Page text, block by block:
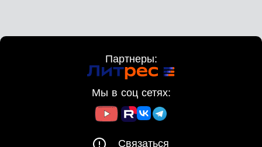
Партнеры:
Мы в соц сетях:
Связаться